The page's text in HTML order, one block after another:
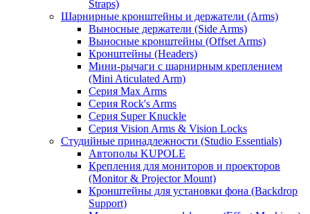
Straps)
Шарнирные кронштейны и держатели (Arms)
Выносные держатели (Side Arms)
Выносные кронштейны (Offset Arms)
Кронштейны (Headers)
Мини-рычаги с шарнирным креплением
(Mini Aticulated Arm)
Серия Max Arms
Серия Rock's Arms
Серия Super Knuckle
Серия Vision Arms & Vision Locks
Студийные принадлежности (Studio Essentials)
Автополы KUPOLE
Крепления для мониторов и проекторов
(Monitor & Projector Mount)
Кронштейны для установки фона (Backdrop
Support)